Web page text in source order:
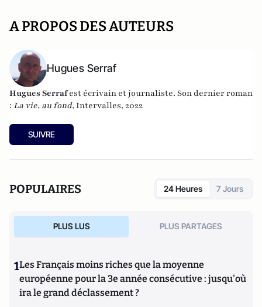
A PROPOS DES AUTEURS
Hugues Serraf
Hugues Serrafest écrivain et journaliste. Son dernier roman
: La vie, au fond, Intervalles, 2022
SUIVRE
POPULAIRES 24 Heures 7 Jours
PLUS LUS PLUS PARTAGES
1Les Français moins riches que la moyenne
européenne pour la 3e année consécutive : jusqu'où
ira le grand déclassement ?